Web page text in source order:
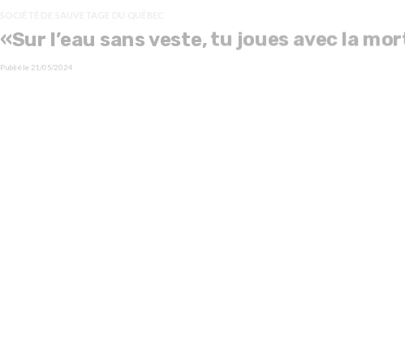
«Sur l’eau sans veste, tu joues avec la
Publié le 21/05/2024